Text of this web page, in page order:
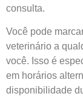
consulta.
Você pode
veterinário a
você. Isso é
em horários
disponibilidade